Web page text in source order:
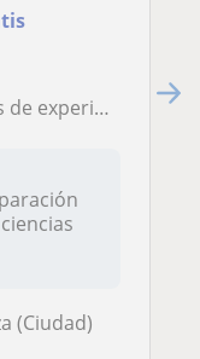
de las dificultades que presentan
(Ciudad)